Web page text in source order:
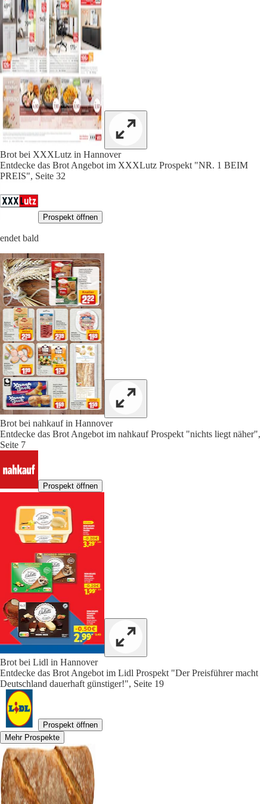
Brot bei XXXLutz in Hannover
Entdecke das Brot Angebot im XXXLutz Prospekt "NR. 1 BEIM
PREIS", Seite 32
Prospekt öffnen
endet bald
Brot bei nahkauf in Hannover
Entdecke das Brot Angebot im nahkauf Prospekt "nichts liegt näher",
Seite 7
Prospekt öffnen
Brot bei Lidl in Hannover
Entdecke das Brot Angebot im Lidl Prospekt "Der Preisführer macht
Deutschland dauerhaft günstiger!", Seite 19
Prospekt öffnen
Mehr Prospekte